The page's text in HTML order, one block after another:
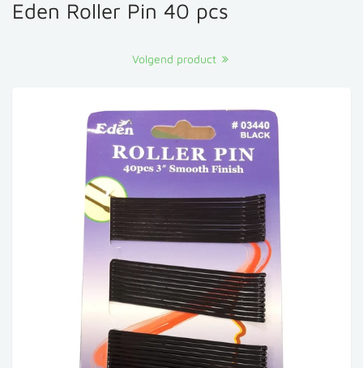
Eden Roller Pin 40 pcs
Volgend product